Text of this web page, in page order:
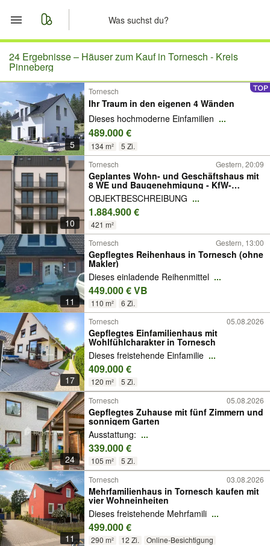
Start
Merkliste
Nachrichten
Anzeige aufgeben
24 Ergebnisse – Häuser zum Kauf in Tornesch - Kreis
Pinneberg
5
Tornesch
Ihr Traum in den eigenen 4 Wänden
Dieses hochmoderne Einfamilien ...
489.000 €
134 m² 5 Zi.
10
Tornesch Gestern, 20:09
Geplantes Wohn- und Geschäftshaus mit
8 WE und Baugenehmigung - KfW-
förderfähig
OBJEKTBESCHREIBUNG ...
1.884.900 €
421 m²
11
Tornesch Gestern, 13:00
Gepflegtes Reihenhaus in Tornesch (ohne
Makler)
Dieses einladende Reihenmittel ...
449.000 € VB
110 m² 6 Zi.
17
Tornesch 05.08.2026
Gepflegtes Einfamilienhaus mit
Wohlfühlcharakter in Tornesch
Dieses freistehende Einfamilie ...
409.000 €
120 m² 5 Zi.
24
Tornesch 05.08.2026
Gepflegtes Zuhause mit fünf Zimmern und
sonnigem Garten
Ausstattung: ...
339.000 €
105 m² 5 Zi.
11
Tornesch 03.08.2026
Mehrfamilienhaus in Tornesch kaufen mit
vier Wohneinheiten
Dieses freistehende Mehrfamili ...
499.000 €
290 m² 12 Zi. Online-Besichtigung